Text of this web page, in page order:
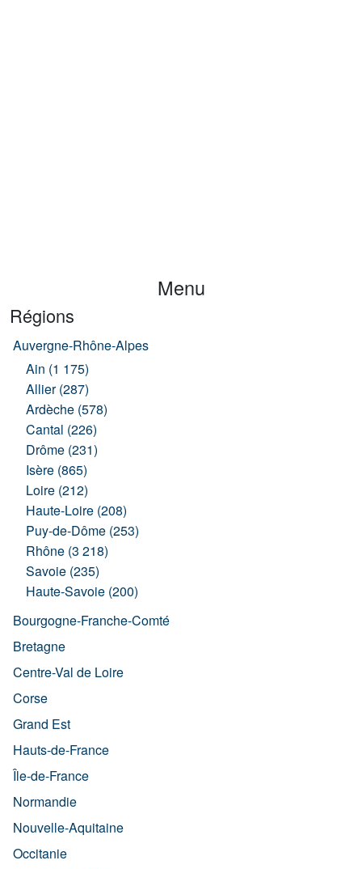
Menu
Régions
Auvergne-Rhône-Alpes
Ain (1 175)
Allier (287)
Ardèche (578)
Cantal (226)
Drôme (231)
Isère (865)
Loire (212)
Haute-Loire (208)
Puy-de-Dôme (253)
Rhône (3 218)
Savoie (235)
Haute-Savoie (200)
Bourgogne-Franche-Comté
Bretagne
Centre-Val de Loire
Corse
Grand Est
Hauts-de-France
Île-de-France
Normandie
Nouvelle-Aquitaine
Occitanie